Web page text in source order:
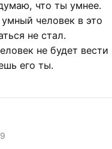
что ты умнее.
человек в это
не стал.
не будет вести
его ты.